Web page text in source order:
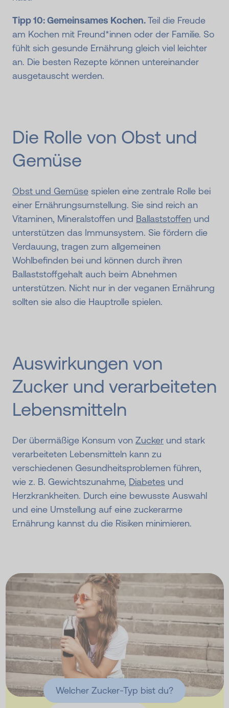
Tipp 10: Gemeinsames Kochen.Teil die Freude
am Kochen mit Freund*innen oder der Familie. So
fühlt sich gesunde Ernährung gleich viel leichter
an. Die besten Rezepte können untereinander
ausgetauscht werden.
Die Rolle von Obst und
Gemüse
Obst und Gemüse spielen eine zentrale Rolle bei
einer Ernährungsumstellung. Sie sind reich an
Vitaminen, Mineralstoffen und Ballaststoffen und
unterstützen das Immunsystem. Sie fördern die
Verdauung, tragen zum allgemeinen
Wohlbefinden bei und können durch ihren
Ballaststoffgehalt auch beim Abnehmen
unterstützen. Nicht nur in der veganen Ernährung
sollten sie also die Hauptrolle spielen.
Auswirkungen von
Zucker und verarbeiteten
Lebensmitteln
Der übermäßige Konsum von Zucker und stark
verarbeiteten Lebensmitteln kann zu
verschiedenen Gesundheitsproblemen führen,
wie z. B. Gewichtszunahme, Diabetes und
Herzkrankheiten. Durch eine bewusste Auswahl
und eine Umstellung auf eine zuckerarme
Ernährung kannst du die Risiken minimieren.
Welcher Zucker-Typ bist du?